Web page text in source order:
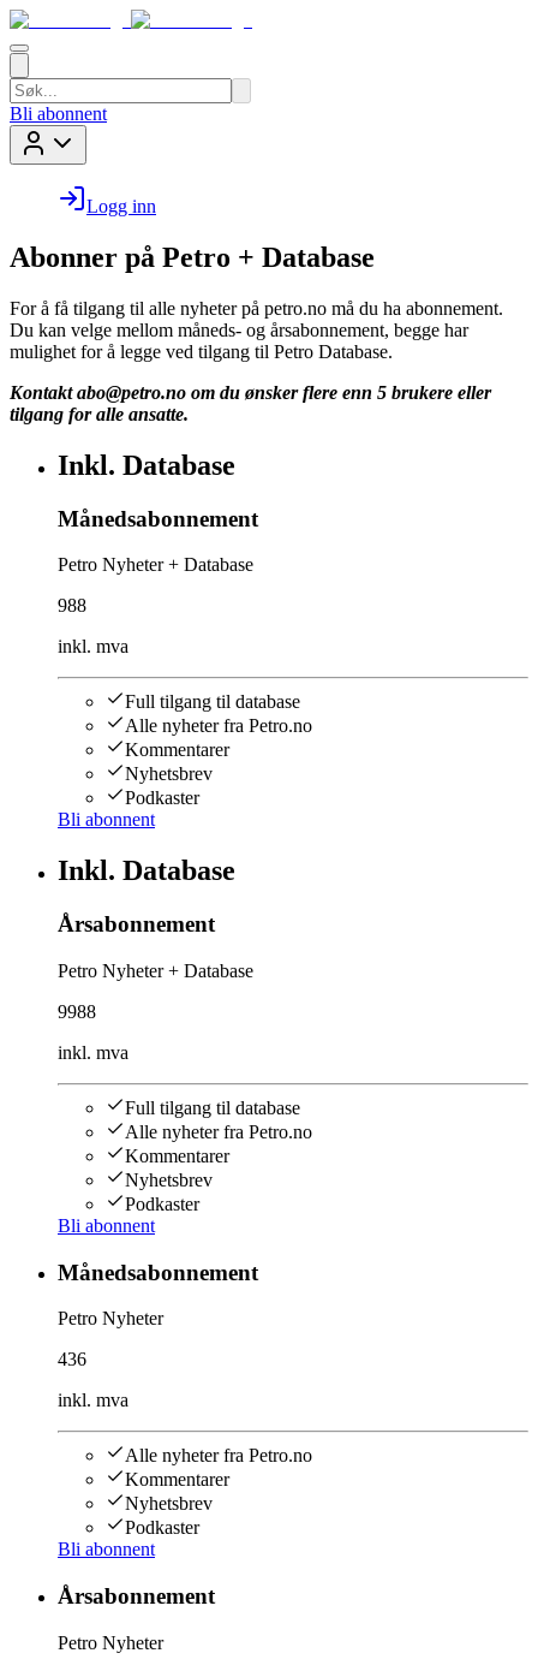
Bli abonnent
Logg inn
Abonner på Petro + Database
For å få tilgang til alle nyheter på petro.no må du ha abonnement.
Du kan velge mellom måneds- og årsabonnement, begge har
mulighet for å legge ved tilgang til Petro Database.
Kontakt abo@petro.no om du ønsker flere enn 5 brukere eller
tilgang for alle ansatte.
Inkl. Database
Månedsabonnement
Petro Nyheter + Database
988
inkl. mva
Full tilgang til database
Alle nyheter fra Petro.no
Kommentarer
Nyhetsbrev
Podkaster
Bli abonnent
Inkl. Database
Årsabonnement
Petro Nyheter + Database
9988
inkl. mva
Full tilgang til database
Alle nyheter fra Petro.no
Kommentarer
Nyhetsbrev
Podkaster
Bli abonnent
Månedsabonnement
Petro Nyheter
436
inkl. mva
Alle nyheter fra Petro.no
Kommentarer
Nyhetsbrev
Podkaster
Bli abonnent
Årsabonnement
Petro Nyheter